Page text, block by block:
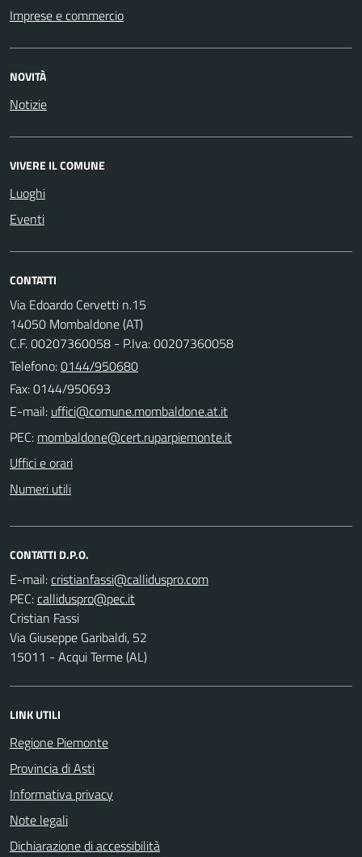
Imprese e commercio
NOVITÀ
Notizie
VIVERE IL COMUNE
Luoghi
Eventi
CONTATTI
Via Edoardo Cervetti n.15
14050 Mombaldone (AT)
C.F. 00207360058 - P.Iva: 00207360058
Telefono:0144/950680
Fax: 0144/950693
E-mail:
PEC:
Uffici e orari
Numeri utili
CONTATTI D.P.O.
E-mail:
PEC:
Cristian Fassi
Via Giuseppe Garibaldi, 52
15011 - Acqui Terme (AL)
LINK UTILI
Regione Piemonte
Provincia di Asti
Informativa privacy
Note legali
Dichiarazione di accessibilità